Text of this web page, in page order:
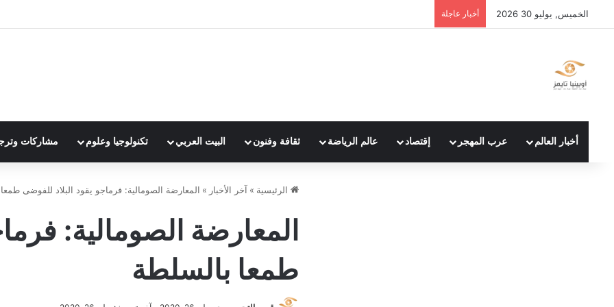
الخميس, يوليو 30 2026 أخبار عاجلة
أخبار العالم عرب المهجر إقتصاد عالم الرياضة ثقافة وفنون البيت العربي تكنولوجيا وعلوم مشاركات
الرئيسية » آخر الأخبار » المعارضة الصومالية: فرماجو يقود البلاد للفوضى
المعارضة الصومالية:
طمعا بالسلطة